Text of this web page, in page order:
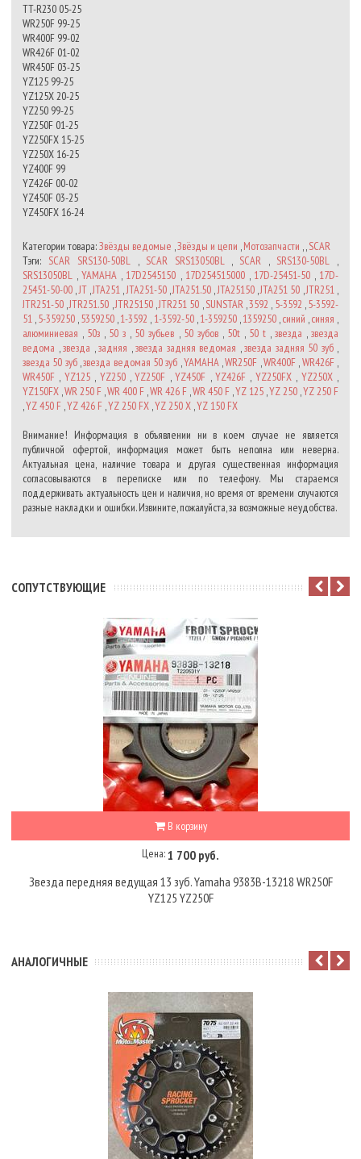
TT-R230 05-25
WR250F 99-25
WR400F 99-02
WR426F 01-02
WR450F 03-25
YZ125 99-25
YZ125X 20-25
YZ250 99-25
YZ250F 01-25
YZ250FX 15-25
YZ250X 16-25
YZ400F 99
YZ426F 00-02
YZ450F 03-25
YZ450FX 16-24
Категории товара:Звёзды ведомые ,Звёзды и цепи ,Мотозапчасти , ,SCAR
Тэги: SCAR SRS130-50BL, SCAR SRS13050BL, SCAR , SRS130-50BL ,
SRS13050BL ,YAMAHA , 17D2545150 , 17D254515000, 17D-25451-50, 17D-
25451-50-00 ,JT,JTA251 ,JTA251-50,JTA251.50 ,JTA25150,JTA251 50 ,JTR251,
JTR251-50 ,JTR251.50 ,JTR25150,JTR251 50 ,SUNSTAR,3592 , 5-3592 ,5-3592-
51 ,5-359250 ,5359250 ,1-3592 , 1-3592-50,1-359250,1359250,синий ,синяя ,
алюминиевая , 50з , 50 з , 50 зубьев , 50 зубов, 50t, 50 t,звезда ,звезда
ведома ,звезда ,задняя ,звезда задняя ведомая ,звезда задняя 50 зуб,
звезда 50 зуб,звезда ведомая 50 зуб ,YAMAHA,WR250F ,WR400F ,WR426F,
WR450F , YZ125, YZ250,YZ250F ,YZ450F ,YZ426F , YZ250FX, YZ250X,
YZ150FX ,WR 250 F ,WR 400 F ,WR 426 F ,WR 450 F ,YZ 125 ,YZ 250 ,YZ 250 F
,YZ 450 F ,YZ 426 F ,YZ 250 FX ,YZ 250 X ,YZ 150 FX
Внимание! Информация в объявлении ни в коем случае не является
публичной офертой, информация может быть неполна или неверна.
Актуальная цена, наличие товара и другая существенная информация
согласовываются в переписке или по телефону. Мы стараемся
поддерживать актуальность цен и наличия, но время от времени случаются
разные накладки и ошибки. Извините, пожалуйста, за возможные неудобства.
CОПУТСТВУЮЩИЕ
В корзину
Цена:1 700 руб.
Звезда передняя ведущая 13 зуб. Yamaha 9383B-13218 WR250F
YZ125 YZ250F
АНАЛОГИЧНЫЕ